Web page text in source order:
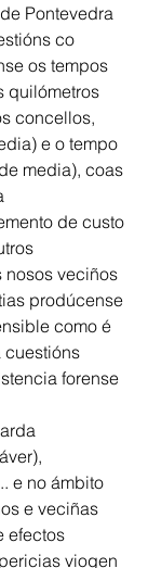
Pontevedra
co
os tempos
quilómetros
concellos,
e o tempo
media), coas
de custo
nosos veciños
prodúcense
como é
cuestións
forense
e no ámbito
e veciñas
efectos
viogen